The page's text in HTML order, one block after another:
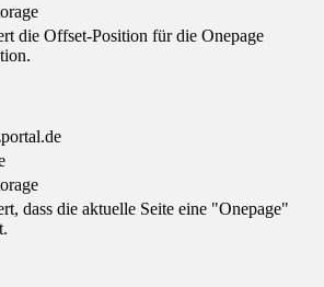
die Offset-Position für die Onepage
dass die aktuelle Seite eine "Onepage"